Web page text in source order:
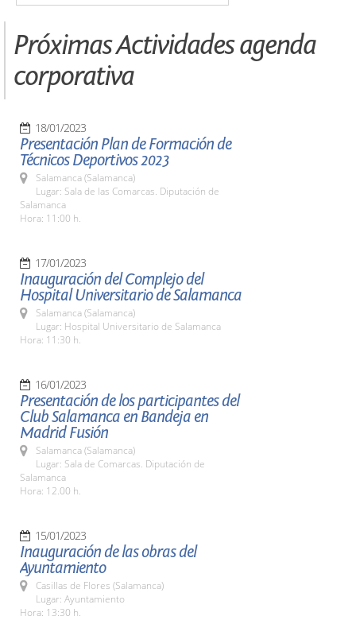
Próximas Actividades agenda
corporativa
18/01/2023
Presentación Plan de Formación de
Técnicos Deportivos 2023
Salamanca (Salamanca)
Lugar: Sala de las Comarcas. Diputación de
Salamanca
Hora: 11:00 h.
17/01/2023
Inauguración del Complejo del
Hospital Universitario de Salamanca
Salamanca (Salamanca)
Lugar: Hospital Universitario de Salamanca
Hora: 11:30 h.
16/01/2023
Presentación de los participantes del
Club Salamanca en Bandeja en
Madrid Fusión
Salamanca (Salamanca)
Lugar: Sala de Comarcas. Diputación de
Salamanca
Hora: 12.00 h.
15/01/2023
Inauguración de las obras del
Ayuntamiento
Casillas de Flores (Salamanca)
Lugar: Ayuntamiento
Hora: 13:30 h.